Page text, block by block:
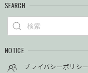
SEARCH
NOTICE
プライバシーポリシー